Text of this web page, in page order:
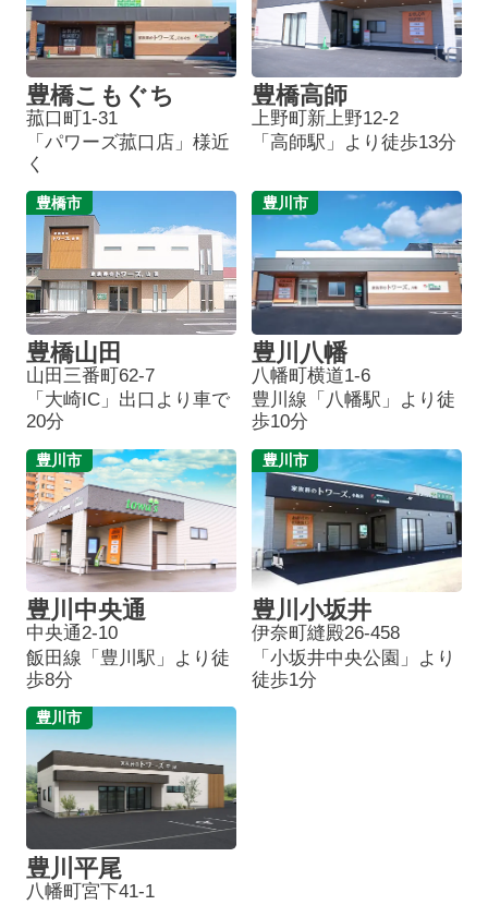
豊橋こもぐち
菰口町1-31
「パワーズ菰口店」様近
く
豊橋高師
上野町新上野12-2
「高師駅」より徒歩13分
豊橋市
豊橋山田
山田三番町62-7
「大崎IC」出口より車で
20分
豊川市
豊川八幡
八幡町横道1-6
豊川線「八幡駅」より徒
歩10分
豊川市
豊川中央通
中央通2-10
飯田線「豊川駅」より徒
歩8分
豊川市
豊川小坂井
伊奈町縫殿26-458
「小坂井中央公園」より
徒歩1分
豊川市
豊川平尾
八幡町宮下41-1
葬儀プランが